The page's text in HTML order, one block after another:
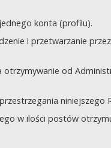
konta (profilu).
i przetwarzanie
od
niniejszego
w ilości postów